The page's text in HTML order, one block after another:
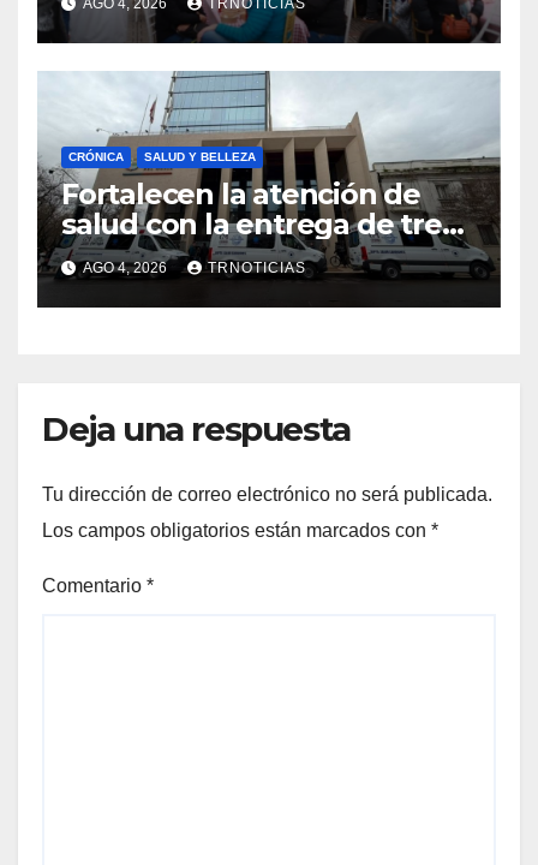
impacto en la hotelería y el
emprendimiento
AGO 4, 2026 TRNOTICIAS
CRÓNICA SALUD Y BELLEZA
Fortalecen la atención de
salud con la entrega de tres
nuevas ambulancias para
Cauquenes y Sagrada Familia
AGO 4, 2026 TRNOTICIAS
Deja una respuesta
Tu dirección de correo electrónico no será publicada.
Los campos obligatorios están marcados con *
Comentario *